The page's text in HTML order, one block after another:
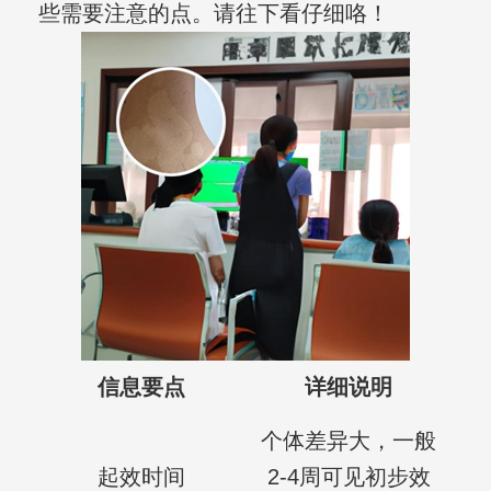
些需要注意的点。请往下看仔细咯！
信息要点 详细说明
起效时间
个体差异大，一般
2-4周可见初步效